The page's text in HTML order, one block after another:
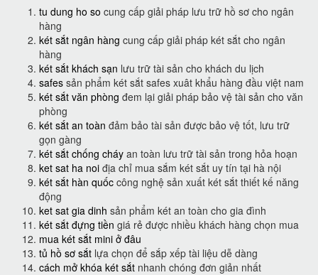
tu dung ho so cung cấp giải pháp lưu trữ hồ sơ cho ngân
hàng
két sắt ngân hàng cung cấp giải pháp két sắt cho ngân
hàng
két sắt khách sạn lưu trữ tài sản cho khách du lịch
safes sản phẩm két sắt safes xuât khẩu hàng đầu việt nam
két sắt văn phòng đem lại giải pháp bảo vệ tài sản cho văn
phòng
két sắt an toàn đảm bảo tài sản được bảo vệ tốt, lưu trữ
gọn gàng
két sắt chống cháy an toàn lưu trữ tài sản trong hỏa hoạn
ket sat ha noi địa chỉ mua sắm két sắt uy tín tại hà nội
két sắt hàn quốc công nghệ sản xuất két sắt thiết kế năng
động
ket sat gia dinh sản phẩm két an toàn cho gia đình
két sắt đựng tiền giá rẻ được nhiều khách hàng chọn mua
mua két sắt mini ở đâu
tủ hồ sơ sắt lựa chọn để sắp xếp tài liệu dễ dàng
cách mở khóa két sắt nhanh chóng đơn giản nhất